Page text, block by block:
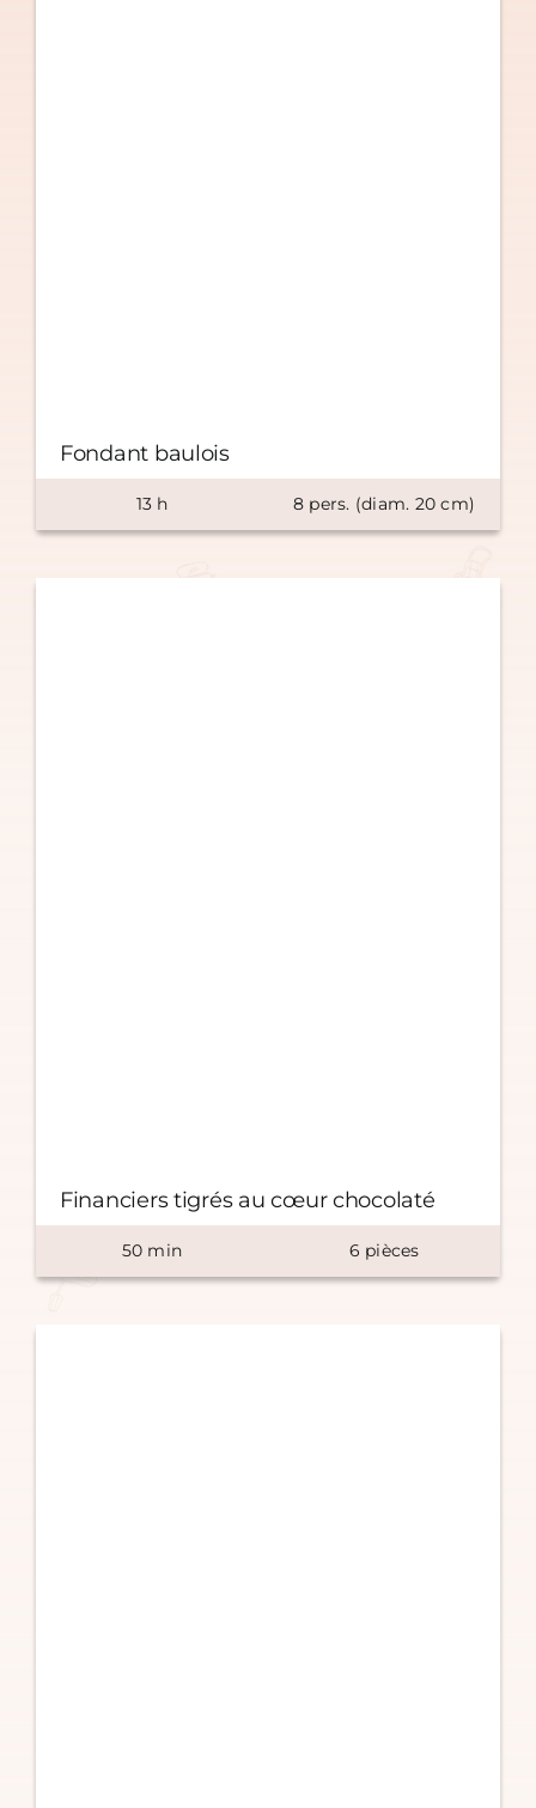
Fondant baulois
13h 8 pers. (diam. 20 cm)
Financiers tigrés au cœur chocolaté
50 min 6 pièces